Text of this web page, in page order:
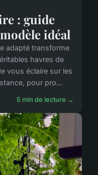
: guide
idéal
adapté transforme
havres de
vous éclaire sur les
pour pro...
5 min de lecture →